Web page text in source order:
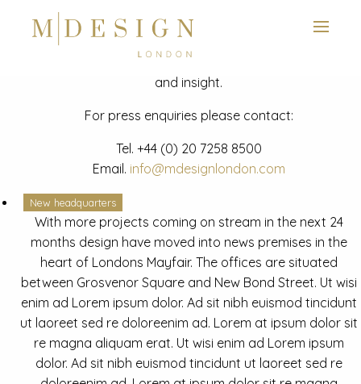
News
Latest mdesign development project and advisory news
and insight.
For press enquiries please contact:
Tel. +44 (0) 20 7258 8500
Email. info@mdesignlondon.com
New headquarters
With more projects coming on stream in the next 24
months design have moved into news premises in the
heart of Londons Mayfair. The offices are situated
between Grosvenor Square and New Bond Street. Ut wisi
enim ad Lorem ipsum dolor. Ad sit nibh euismod tincidunt
ut laoreet sed re doloreenim ad. Lorem at ipsum dolor sit
re magna aliquam erat. Ut wisi enim ad Lorem ipsum
dolor. Ad sit nibh euismod tincidunt ut laoreet sed re